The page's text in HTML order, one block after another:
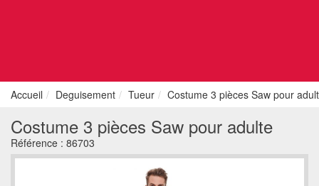
Accueil Deguisement Tueur Costume 3 pièces Saw pour
Costume 3 pièces Saw pour adulte
Référence : 86703